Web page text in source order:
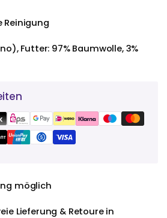
Reinigung
Futter: 97% Baumwolle, 3%
möglich
Lieferung & Retoure in